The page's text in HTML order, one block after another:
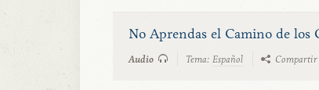
No Aprendas el Camino de los
Audio Tema: Español Compartir